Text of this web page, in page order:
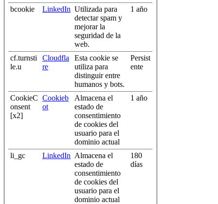
bcookie LinkedIn Utilizada para
detectar spam y
mejorar la
seguridad de la
web.
1 año
cf.turnsti
le.u
Cloudfla
re
Esta cookie se
utiliza para
distinguir entre
humanos y bots.
Persist
ente
CookieC
onsent
[x2]
Cookieb
ot
Almacena el
estado de
consentimiento
de cookies del
usuario para el
dominio actual
1 año
li_gc LinkedIn Almacena el
estado de
consentimiento
de cookies del
usuario para el
dominio actual
180
días